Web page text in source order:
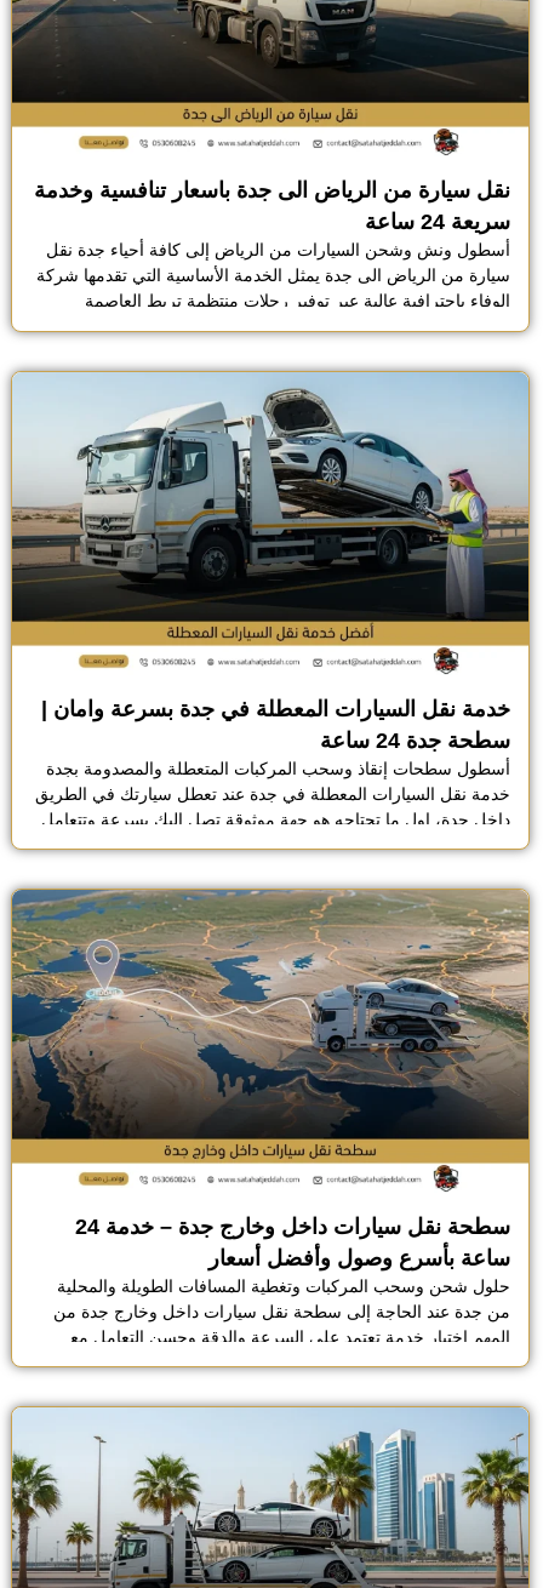
نقل سيارة من الرياض الى جدة باسعار تنافسية وخدمة
سريعة 24 ساعة
أسطول ونش وشحن السيارات من الرياض إلى كافة أحياء جدة نقل
سيارة من الرياض الى جدة يمثل الخدمة الأساسية التي تقدمها شركة
الوفاء باحترافية عالية عبر توفير رحلات منتظمة تربط العاصمة
الأكثر أمان بفضل الاعتماد على […]
خدمة نقل السيارات المعطلة في جدة بسرعة وامان |
سطحة جدة 24 ساعة
أسطول سطحات إنقاذ وسحب المركبات المتعطلة والمصدومة بجدة
خدمة نقل السيارات المعطلة في جدة عند تعطل سيارتك في الطريق
داخل جدة، اول ما تحتاجه هو جهة موثوقة تصل اليك بسرعة وتتعامل
مع الموقف باحترافية كاملة. هنا تبرز خدمة نقل السيارات في جدة
بخبرة واسعة […]
سطحة نقل سيارات داخل وخارج جدة – خدمة 24
ساعة بأسرع وصول وأفضل أسعار
حلول شحن وسحب المركبات وتغطية المسافات الطويلة والمحلية
من جدة عند الحاجة إلى سطحة نقل سيارات داخل وخارج جدة من
المهم اختيار خدمة تعتمد على السرعة والدقة وحسن التعامل مع
مختلف أنواع المركبات فتعطل السيارة أو الرغبة في نقلها إلى مدينة
تقدم أفضل شركة نقل سيارات […]